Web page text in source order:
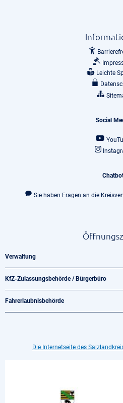
Leichte
Social
Sie haben Fragen an die
Verwaltung
KfZ-Zulassungsbehörde / Bürgerbüro
Fahrerlaubnisbehörde
Die Internetseite des